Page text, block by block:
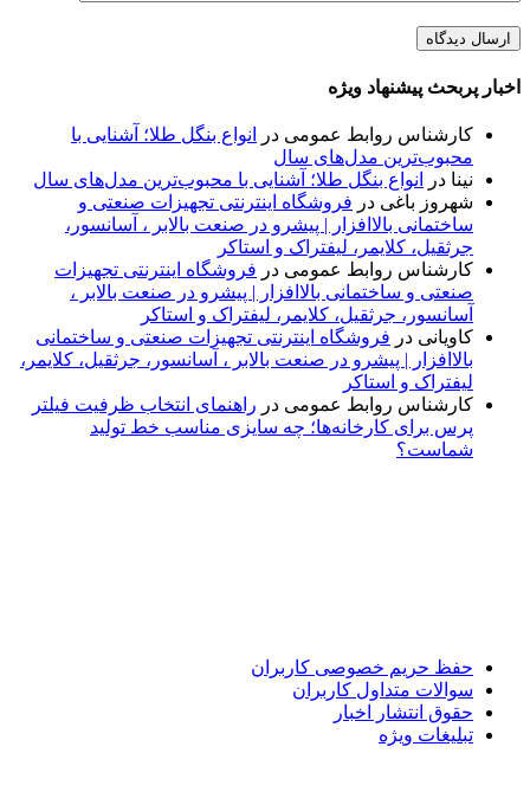
اخبار پربحث پیشنهاد ویژه
کارشناس روابط عمومی در
انواع بنگل طلا؛ آشنایی با
محبوب‌ترین مدل‌های سال
نینا در
انواع بنگل طلا؛ آشنایی با محبوب‌ترین مدل‌های سال
شهروز باغی در فروشگاه اینترنتی تجهیزات صنعتی و
ساختمانی بالاافزار | پیشرو در صنعت بالابر ، آسانسور،
جرثقیل، کلایمر، لیفتراک و استاکر
کارشناس روابط عمومی در فروشگاه اینترنتی تجهیزات
صنعتی و ساختمانی بالاافزار | پیشرو در صنعت بالابر ،
آسانسور، جرثقیل، کلایمر، لیفتراک و استاکر
کاویانی در فروشگاه اینترنتی تجهیزات صنعتی و ساختمانی
بالاافزار | پیشرو در صنعت بالابر ، آسانسور، جرثقیل، کلایمر،
لیفتراک و استاکر
کارشناس روابط عمومی در راهنمای انتخاب ظرفیت فیلتر
پرس برای کارخانه‌ها؛ چه سایزی مناسب خط تولید
شماست؟
حفظ حریم خصوصی کاربران
سوالات متداول کاربران
حقوق انتشار اخبار
تبلیغات ویژه